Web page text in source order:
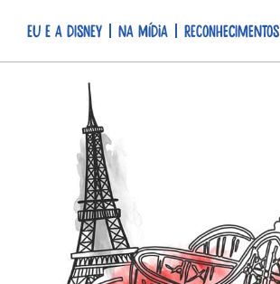
Eu e a Disney Na mídia Reconhecimentos